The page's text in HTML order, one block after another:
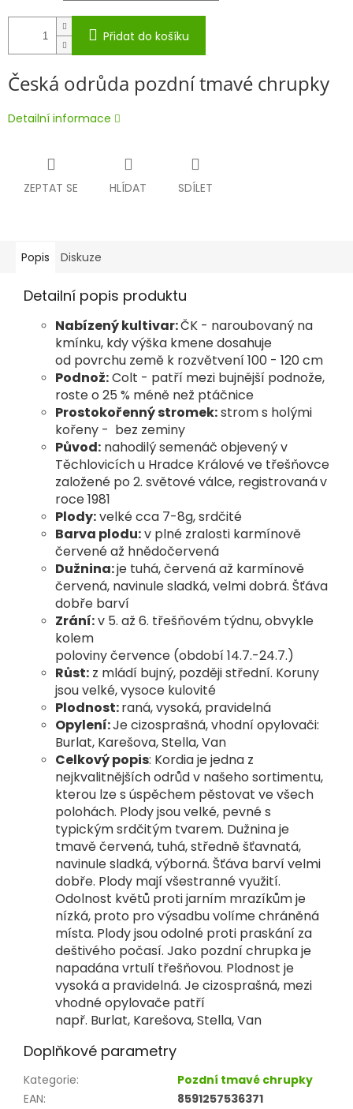
Přidat do košíku
Česká odrůda pozdní tmavé chrupky
Detailní informace
ZEPTAT SE HLÍDAT SDÍLET
Popis Diskuze
Detailní popis produktu
Nabízený kultivar:ČK - naroubovaný na
kmínku, kdy výška kmene dosahuje
od povrchu země k rozvětvení 100 - 120 cm
Podnož:Colt - patří mezi bujnější podnože,
roste o 25 % méně než ptáčnice
Prostokořenný stromek:strom s holými
kořeny - bez zeminy
Původ: nahodilý semenáč objevený v
Těchlovicích u Hradce Králové ve třešňovce
založené po 2. světové válce, registrovanáv
roce 1981
Plody:velké cca 7-8g, srdčité
Barva plodu:v plné zralosti karmínově
červené až hnědočervená
Dužnina:je tuhá, červená až karmínově
červená, navinule sladká,velmi dobrá. Šťáva
dobře barví
Zrání:v 5. až 6. třešňovém týdnu, obvykle
kolem
polovinyčervence (období14.7.-24.7.)
Růst: z mládí bujný, později střední. Koruny
jsou velké, vysoce kulovité
Plodnost:raná, vysoká, pravidelná
Opylení:Je cizosprašná, vhodní opylovači:
Burlat, Karešova, Stella, Van
Celkový popis: Kordia je jedna z
nejkvalitnějších odrůd v našeho sortimentu,
kterou lze s úspěchem pěstovat ve všech
polohách. Plody jsou velké, pevné s
typickým srdčitým tvarem. Dužnina je
tmavě červená, tuhá, středně šťavnatá,
navinule sladká, výborná. Šťáva barví velmi
dobře. Plody mají všestranné využití.
Odolnost květů proti jarním mrazíkům je
nízká, proto pro výsadbu volíme chráněná
místa. Plody jsou odolné proti praskání za
deštivého počasí. Jako pozdní chrupka je
napadána vrtulí třešňovou. Plodnost je
vysoká a pravidelná. Je cizosprašná, mezi
vhodné opylovače patří
např. Burlat, Karešova, Stella, Van
Doplňkové parametry
Kategorie:
Pozdní tmavé chrupky
EAN: 8591257536371